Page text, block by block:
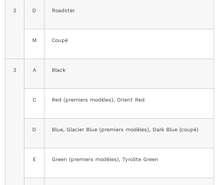
2 D Roadster
M Coupé
3 A Black
C Red (premiers modèles), Orient Red
D Blue, Glacier Blue (premiers modèles), Dark Blue (coupé)
E Green (premiers modèles), Tyrolite Green